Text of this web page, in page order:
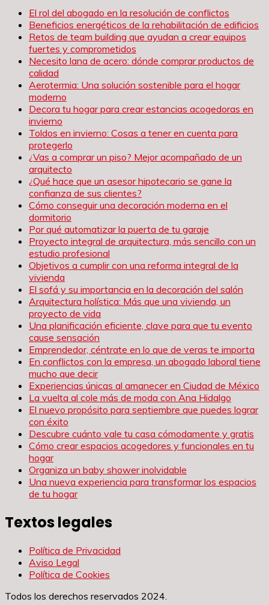
El rol del abogado en la resolución de conflictos
Beneficios energéticos de la rehabilitación de edificios
Retos de team building que ayudan a crear equipos
fuertes y comprometidos
Necesito lana de acero: dónde comprar productos de
calidad
Aerotermia: Una solución sostenible para el hogar
moderno
Decora tu hogar para crear estancias acogedoras en
invierno
Toldos en invierno: Cosas a tener en cuenta para
protegerlo
¿Vas a comprar un piso? Mejor acompañado de un
arquitecto
¿Qué hace que un asesor hipotecario se gane la
confianza de sus clientes?
Cómo conseguir una decoración moderna en el
dormitorio
Por qué automatizar la puerta de tu garaje
Proyecto integral de arquitectura, más sencillo con un
estudio profesional
Objetivos a cumplir con una reforma integral de la
vivienda
El sofá y su importancia en la decoración del salón
Arquitectura holística: Más que una vivienda, un
proyecto de vida
Una planificación eficiente, clave para que tu evento
cause sensación
Emprendedor, céntrate en lo que de veras te importa
En conflictos con la empresa, un abogado laboral tiene
mucho que decir
Experiencias únicas al amanecer en Ciudad de México
La vuelta al cole más de moda con Ana Hidalgo
El nuevo propósito para septiembre que puedes lograr
con éxito
Descubre cuánto vale tu casa cómodamente y gratis
Cómo crear espacios acogedores y funcionales en tu
hogar
Organiza un baby shower inolvidable
Una nueva experiencia para transformar los espacios
de tu hogar
Textos legales
Política de Privacidad
Aviso Legal
Política de Cookies
Todos los derechos reservados 2024.